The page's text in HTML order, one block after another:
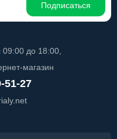
Подписаться
до 18:00,
магазин
51-27